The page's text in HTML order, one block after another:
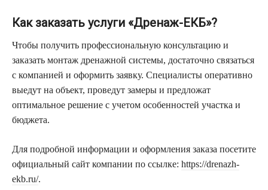
Как заказать услуги «Дренаж-ЕКБ»?
Чтобы получить профессиональную консультацию и
заказать монтаж дренажной системы, достаточно связаться
с компанией и оформить заявку. Специалисты оперативно
выедут на объект, проведут замеры и предложат
оптимальное решение с учетом особенностей участка и
бюджета.
Для подробной информации и оформления заказа посетите
официальный сайт компании по ссылке: https://drenazh-
ekb.ru/.